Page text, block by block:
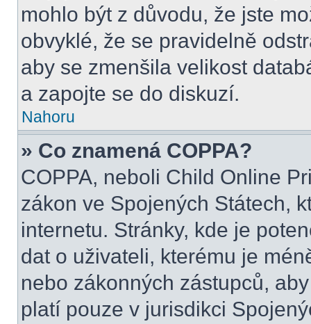
mohlo být z důvodu, že jste
obvyklé, že se pravidelně
aby se zmenšila velikost
a zapojte se do diskuzí.
Nahoru
» Co znamená COPPA?
COPPA, neboli Child Online
zákon ve Spojených Státech,
internetu. Stránky, kde je
dat o uživateli, kterému je
nebo zákonných zástupců,
platí pouze v jurisdikci